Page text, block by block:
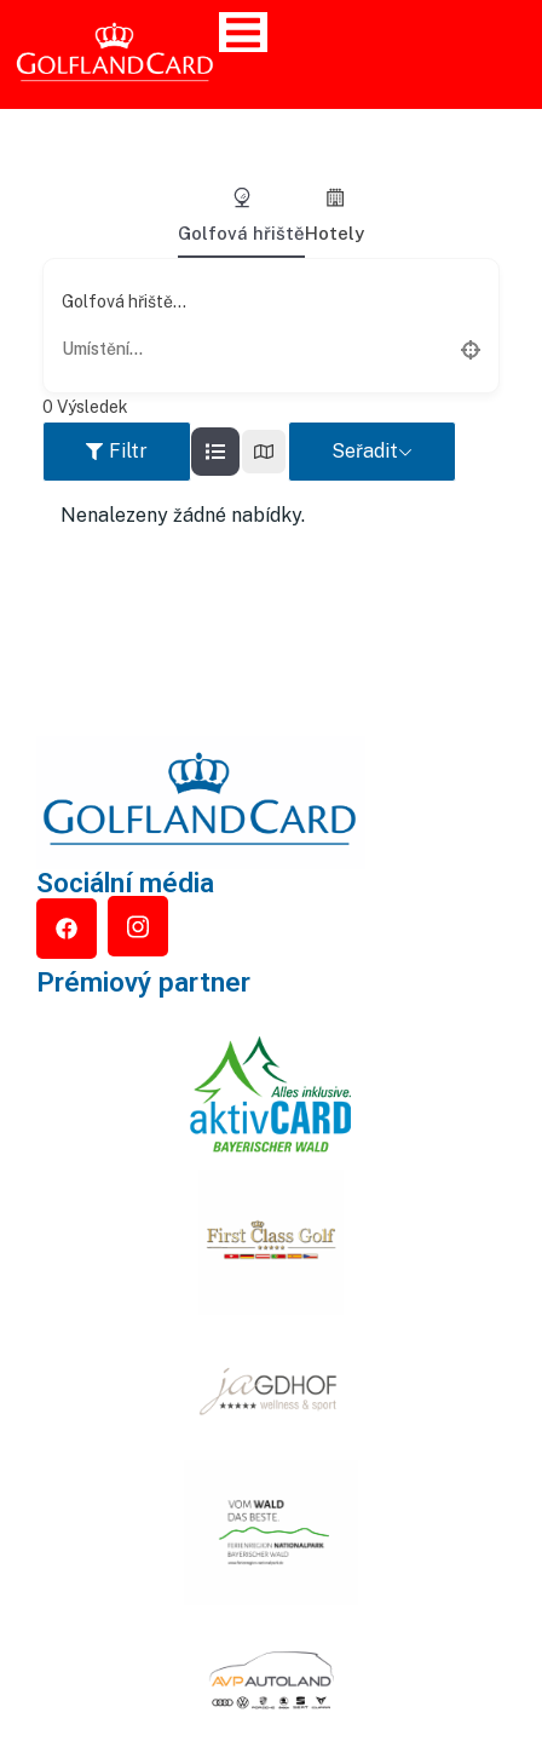
Golfová hřištěHotely
Golfová hřiště...
0 Výsledek
Filtr Seřadit
Nenalezeny žádné nabídky.
Sociální média
Prémiový partner